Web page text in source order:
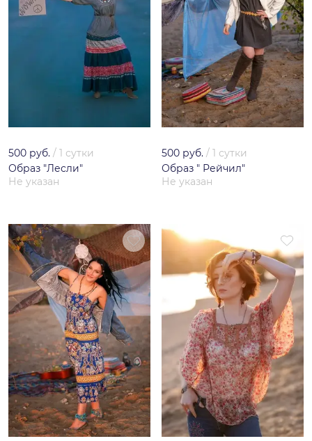
500 руб. / 1 сутки
Образ "Лесли"
Не указан
500 руб. / 1 сутки
Образ " Рейчил"
Не указан